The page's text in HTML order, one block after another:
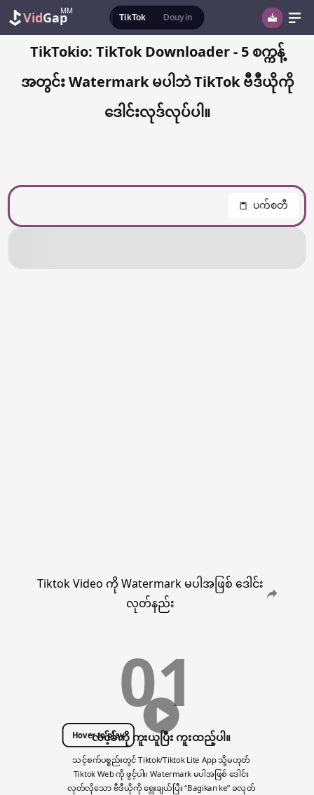
TikTok Douyin
VidGapMM
TikTokio: TikTok Downloader - 5 စက္ကန့်
အတွင်း Watermark မပါဘဲ TikTok ဗီဒီယိုကို
ဒေါင်းလုဒ်လုပ်ပါ။
ပက်စတီ
Tiktok Video ကို Watermark မပါအဖြစ် ဒေါင်း
လုတ်နည်း
01
Hover to play
လင့်ခ်ကို ကူးယူပြီး ကူးထည့်ပါ။
သင့်စက်ပစ္စည်းတွင် Tiktok/Tiktok Lite App သို့မဟုတ်
Tiktok Web ကို ဖွင့်ပါ။ Watermark မပါအဖြစ် ဒေါင်း
လုတ်လိုသော ဗီဒီယိုကို ရွေးချယ်ပြီး “Bagikan ke” ခလုတ်